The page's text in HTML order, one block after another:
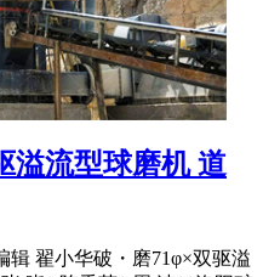
溢流型球磨机 道
辑 翟小华破・磨71φ×双驱溢